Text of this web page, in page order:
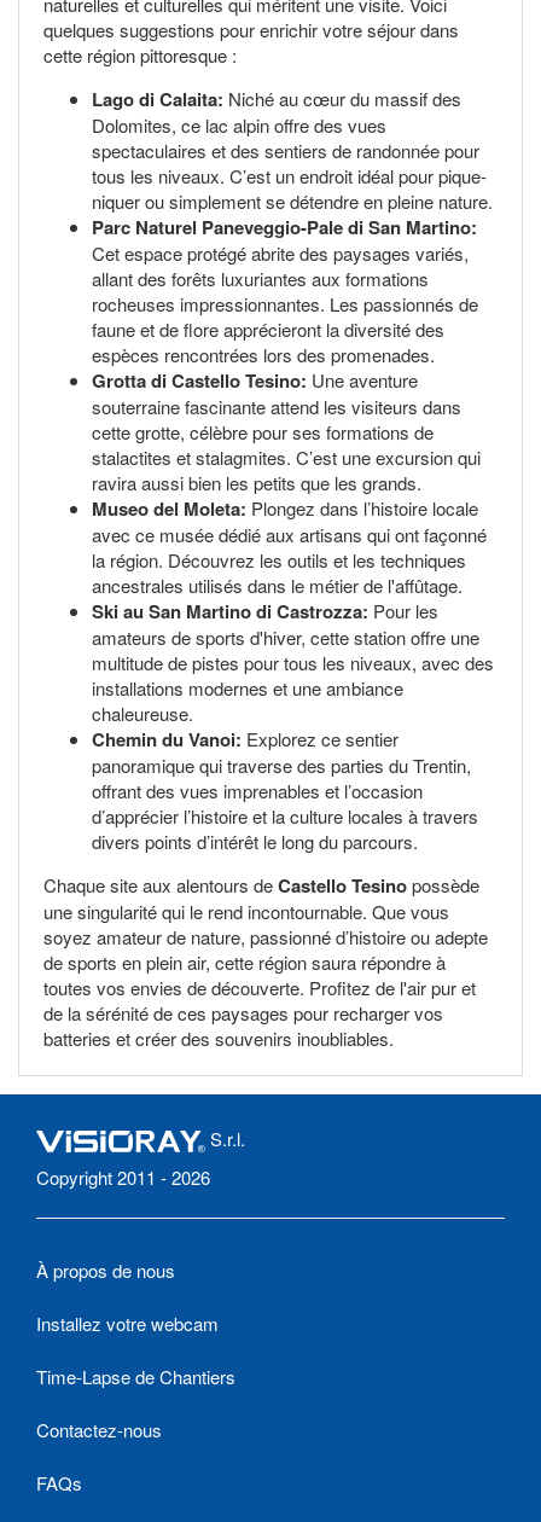
quelques suggestions pour enrichir votre séjour dans
cette région pittoresque :
Lago di Calaita: Niché au cœur du massif des
Dolomites, ce lac alpin offre des vues
spectaculaires et des sentiers de randonnée pour
tous les niveaux. C’est un endroit idéal pour pique-
niquer ou simplement se détendre en pleine nature.
Parc Naturel Paneveggio-Pale di San Martino:
Cet espace protégé abrite des paysages variés,
allant des forêts luxuriantes aux formations
rocheuses impressionnantes. Les passionnés de
faune et de flore apprécieront la diversité des
espèces rencontrées lors des promenades.
Grotta di Castello Tesino: Une aventure
souterraine fascinante attend les visiteurs dans
cette grotte, célèbre pour ses formations de
stalactites et stalagmites. C’est une excursion qui
ravira aussi bien les petits que les grands.
Museo del Moleta: Plongez dans l’histoire locale
avec ce musée dédié aux artisans qui ont façonné
la région. Découvrez les outils et les techniques
ancestrales utilisés dans le métier de l'affûtage.
Ski au San Martino di Castrozza: Pour les
amateurs de sports d'hiver, cette station offre une
multitude de pistes pour tous les niveaux, avec des
installations modernes et une ambiance
chaleureuse.
Chemin du Vanoi: Explorez ce sentier
panoramique qui traverse des parties du Trentin,
offrant des vues imprenables et l’occasion
d’apprécier l’histoire et la culture locales à travers
divers points d’intérêt le long du parcours.
Chaque site aux alentours deCastello Tesinopossède
une singularité qui le rend incontournable. Que vous
soyez amateur de nature, passionné d’histoire ou adepte
de sports en plein air, cette région saura répondre à
toutes vos envies de découverte. Profitez de l'air pur et
de la sérénité de ces paysages pour recharger vos
batteries et créer des souvenirs inoubliables.
S.r.l.
Copyright 2011 - 2026
À propos de nous
Installez votre webcam
Time-Lapse de Chantiers
Contactez-nous
FAQs